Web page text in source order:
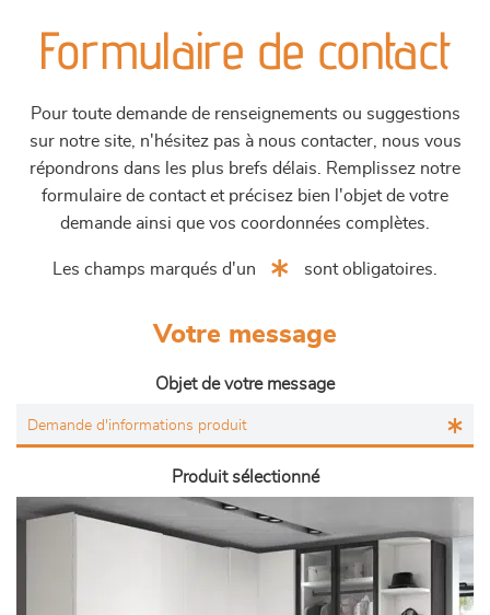
Formulaire de contact
Pour toute demande de renseignements ou suggestions
sur notre site, n'hésitez pas à nous contacter, nous vous
répondrons dans les plus brefs délais. Remplissez notre
formulaire de contact et précisez bien l'objet de votre
demande ainsi que vos coordonnées complètes.
Les champs marqués d'un sont obligatoires.
Votre message
Objet de votre message
Produit sélectionné